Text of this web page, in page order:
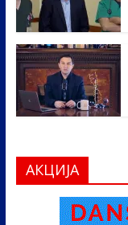
АКЦИЈА